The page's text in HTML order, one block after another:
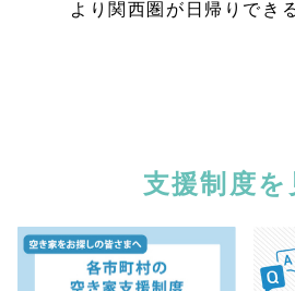
より関西圏が日帰りでき
支援制度を